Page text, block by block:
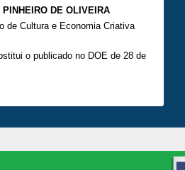
PINHEIRO DE OLIVEIRA
de Cultura e Economia Criativa
o publicado no DOE de 28 de